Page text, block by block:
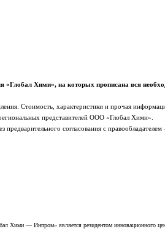
Хими», на которых прописана вся
Стоимость, характеристики и прочая
представителей ООО «Глобал Хими».
согласования с правообладателем
Хими — Инпром» является резидентом инновационного